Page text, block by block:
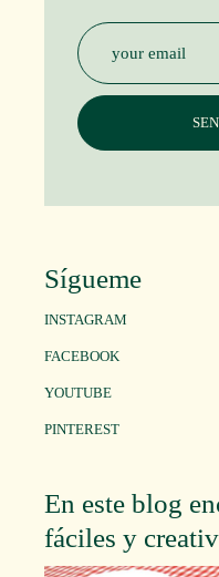
Sígueme
INSTAGRAM
FACEBOOK
YOUTUBE
PINTEREST
En este blog
fáciles y